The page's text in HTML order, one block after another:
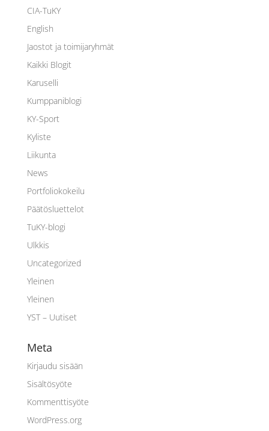
CIA-TuKY
English
Jaostot ja toimijaryhmät
Kaikki Blogit
Karuselli
Kumppaniblogi
KY-Sport
Kyliste
Liikunta
News
Portfoliokokeilu
Päätösluettelot
TuKY-blogi
Ulkkis
Uncategorized
Yleinen
Yleinen
YST – Uutiset
Meta
Kirjaudu sisään
Sisältösyöte
Kommenttisyöte
WordPress.org